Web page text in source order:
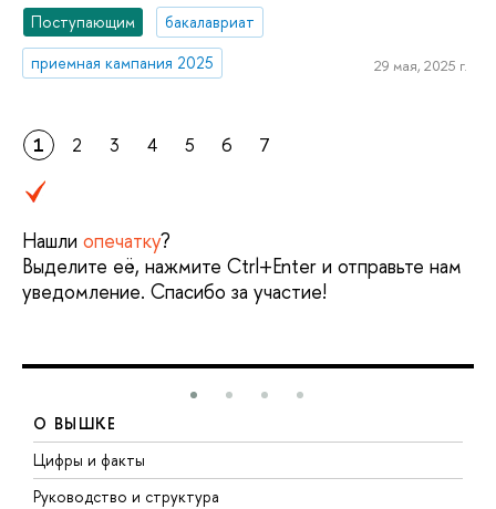
Поступающим
бакалавриат
приемная кампания 2025
29 мая, 2025 г.
1 2 3 4 5 6 7
Нашли опечатку?
Выделите её, нажмите Ctrl+Enter и отправьте нам
уведомление. Спасибо за участие!
О ВЫШКЕ
Цифры и факты
Руководство и структура